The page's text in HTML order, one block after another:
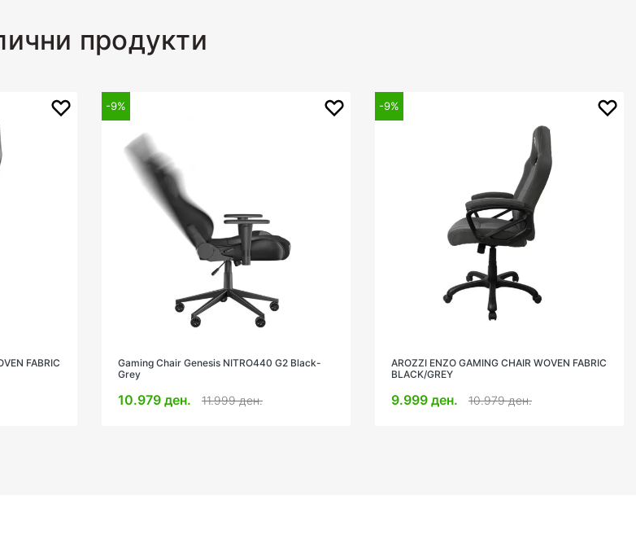
продукти
G2 Black-
-9%
AROZZI ENZO GAMING CHAIR WOVEN FABRIC
BLACK/GREY
9.999 ден. 10.979 ден.
-25%
Gaming Chair Fury Avenger L Black/White